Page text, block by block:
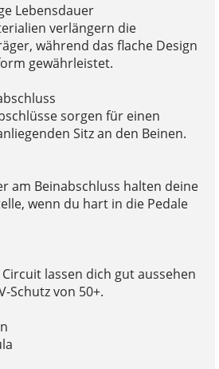
Lebensdauer
verlängern die
während das flache Design
gewährleistet.
sorgen für einen
Sitz an den Beinen.
am Beinabschluss halten deine
wenn du hart in die Pedale
lassen dich gut aussehen
Schutz von 50+.